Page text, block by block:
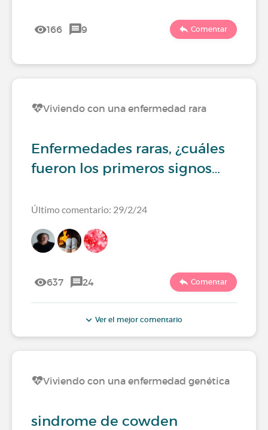
166 9 Comentar
Viviendo con una enfermedad rara
Enfermedades raras, ¿cuáles
fueron los primeros signos…
Último comentario: 29/2/24
637 24 Comentar
Ver el mejor comentario
Viviendo con una enfermedad genética
sindrome de cowden